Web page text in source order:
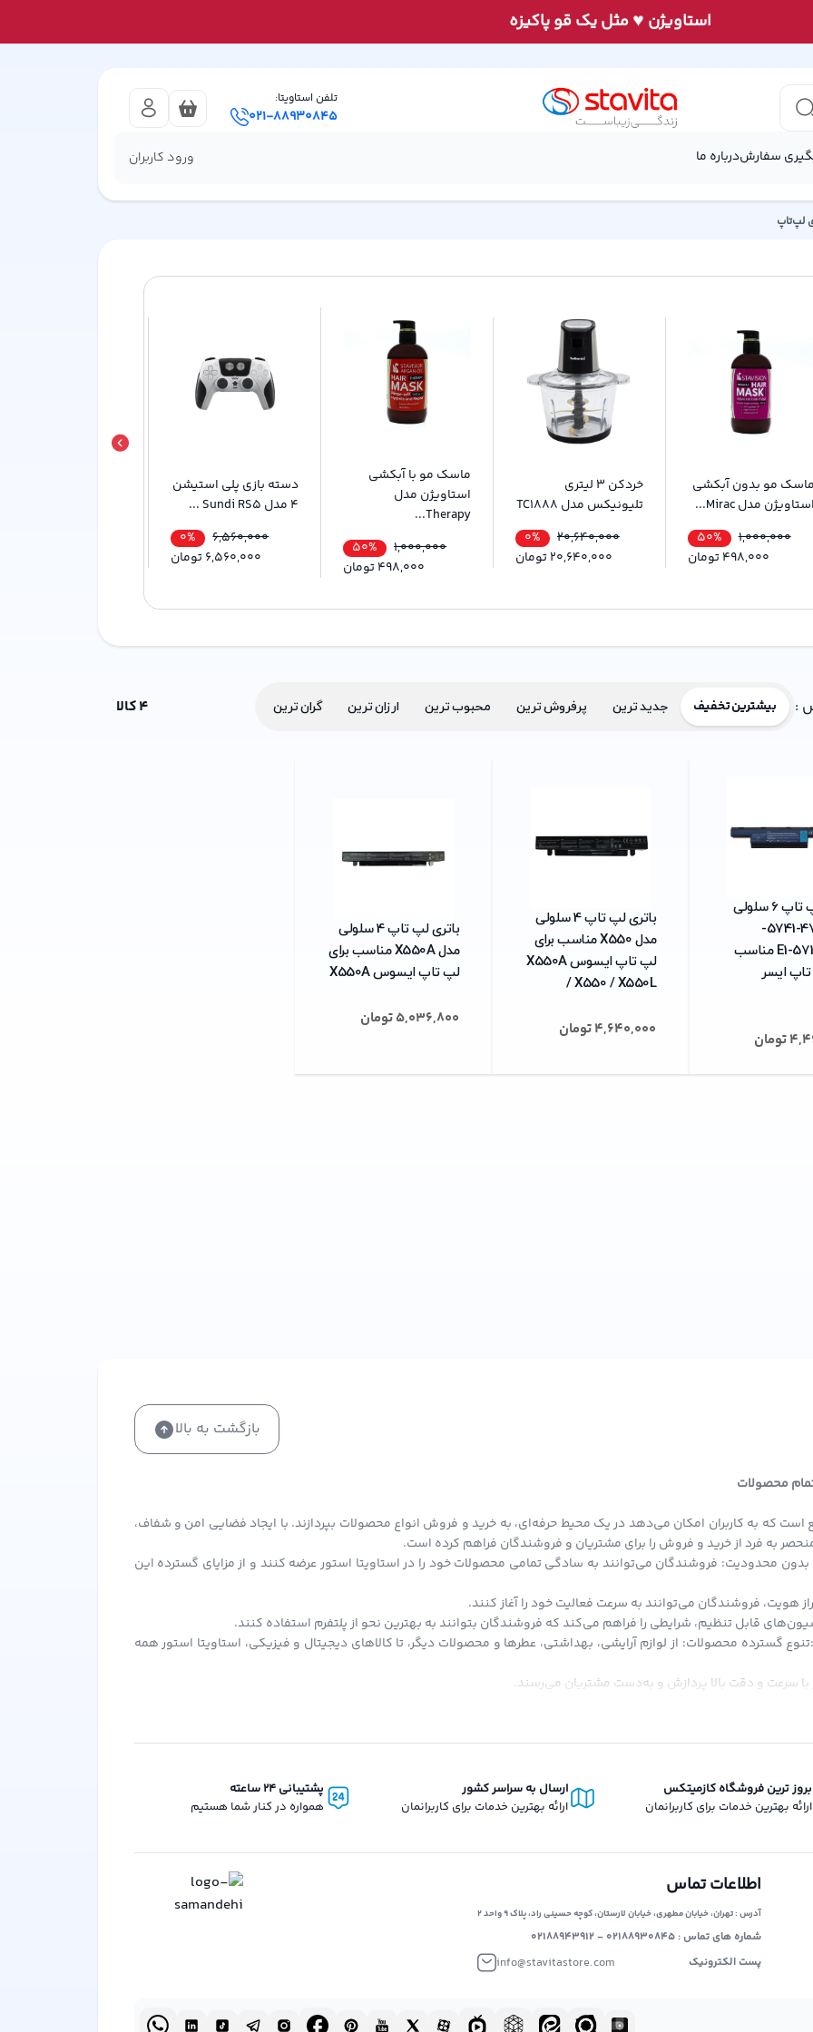
استاويژن ♥مثل يک قو پاكيزه
تلفن استاویتا:
021-88930845
سفارشدرباره ما ورود کاربران
لپ‌تاپ
ماسک مو بدون آبکشی
استاویژن مدل Mirac...
50%
1,000,000
498,000تومان
خردکن 3 لیتری
تلیونیکس مدل TC1888
0%
20,640,000
20,640,000تومان
ماسک مو با آبکشی
استاویژن مدل
Therapy...
50%
1,000,000
498,000تومان
دسته بازی پلی استیشن
۴ مدل Sundi RS5 ...
0%
6,560,000
6,560,000تومان
: بیشترین تخفیف جدید ترین پرفروش ترین محبوب ترین ارزان ترین گران ترین 4کالا
باتری لپ تاپ 6 سلولی
مدل 4741-5741-
5742_E1-571 مناسب
ایسر
تومان
باتری لپ تاپ 4 سلولی
مدل X550 مناسب برای
لپ تاپ ایسوس X550A
/ X550 / X550L
4,640,000تومان
باتری لپ تاپ 4 سلولی
مدل X550A مناسب برای
لپ تاپ ایسوس X550A
5,036,800تومان
بازگشت به بالا
تمام محصولات
است که به کاربران امکان می‌دهد در یک محیط حرفه‌ای، به خرید و فروش انواع محصولات بپردازند. با ایجاد فضایی امن و شفاف،
منحصر به فرد از خرید و فروش را برای مشتریان و فروشندگان فراهم کرده است.
بدون محدودیت: فروشندگان می‌توانند به سادگی تمامی محصولات خود را در استاویتا استور عرضه کنند و از مزایای گسترده این
هویت، فروشندگان می‌توانند به سرعت فعالیت خود را آغاز کنند.
قابل تنظیم، شرایطی را فراهم می‌کند که فروشندگان بتوانند به بهترین نحو از پلتفرم استفاده کنند.
گسترده محصولات: از لوازم آرایشی، بهداشتی، عطرها و محصولات دیگر، تا کالاهای دیجیتال و فیزیکی، استاویتا استور همه
سرعت و دقت بالا پردازش و به‌دست مشتریان می‌رسند.
به صورت اعتبار به کیف پول دیجیتال شما اضافه می‌شود که می‌توانید در سفارش‌های بعدی از آن استفاده کنید.
انحصار در حوزه فروش دیجیتال و فیزیکی، تلاش می‌کند تا بستری برابر و آزاد برای همه فروشندگان و خریداران ایجاد کند. این
بروز ترین فروشگاه کازمیتکس
ارائه بهترین خدمات برای کاربرانمان
ارسال به سراسر کشور
ارائه بهترین خدمات برای کاربرانمان
پشتیبانی 24 ساعته
همواره در کنار شما هستیم
اطلاعات تماس
آدرس : تهران، خیابان مطهری، خیابان لارستان، کوچه حسینی راد، پلاک ۹ واحد ۲
شماره های تماس : ۰۲۱۸۸۹۳۰۸۴۵ - ۰۲۱۸۸۹۴۳۹۱۲
پست الکترونیک
info@stavitastore.com